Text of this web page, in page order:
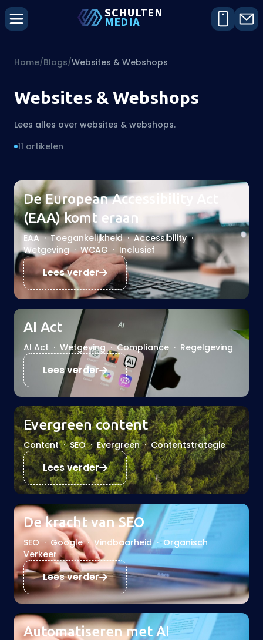
SCHULTEN
MEDIA
Home/Blogs/Websites & Webshops
Websites & Webshops
Lees alles over websites & webshops.
11 artikelen
De European Accessibility Act
(EAA) komt eraan
EAA · Toegankelijkheid · Accessibility ·
Wetgeving · WCAG · Inclusief
Lees verder
AI Act
AI Act · Wetgeving · Compliance · Regelgeving
Lees verder
Evergreen content
Content · SEO · Evergreen · Contentstrategie
Lees verder
De kracht van SEO
SEO · Google · Vindbaarheid · Organisch
Verkeer
Lees verder
Automatiseren met AI